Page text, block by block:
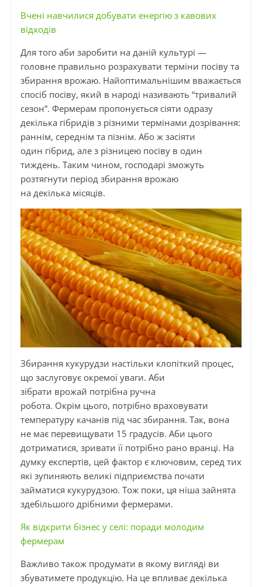
Вчені навчилися добувати енергію з кавових
відходів
Для того аби заробити на даній культурі —
головне правильно розрахувати терміни посіву та
збирання врожаю. Найоптимальнішим вважається
спосіб посіву, який в народі називають “тривалий
сезон”. Фермерам пропонується сіяти одразу
декілька гібридів з різними термінами дозрівання:
раннім, середнім та пізнім. Або ж засіяти
один гібрид, але з різницею посіву в один
тиждень. Таким чином, господарі зможуть
розтягнути період збирання врожаю
на декілька місяців.
Збирання кукурудзи настільки клопіткий процес,
що заслуговує окремої уваги. Аби
зібрати врожай потрібна ручна
робота. Окрім цього, потрібно враховувати
температуру качанів під час збирання. Так, вона
не має перевищувати 15 градусів. Аби цього
дотриматися, зривати її потрібно рано вранці. На
думку експертів, цей фактор є ключовим, серед тих
які зупиняють великі підприємства почати
займатися кукурудзою. Тож поки, ця ніша зайнята
здебільшого дрібними фермерами.
Як відкрити бізнес у селі: поради молодим
фермерам
Важливо також продумати в якому вигляді ви
збуватимете продукцію. На це впливає декілька